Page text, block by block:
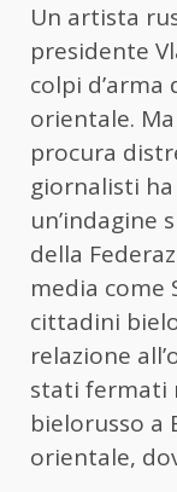
Un artista
presidente
colpi
orientale.
procura
giornalisti
un’indagine
della
media come
cittadini
relazione
stati fermati
bielorusso a
orientale,